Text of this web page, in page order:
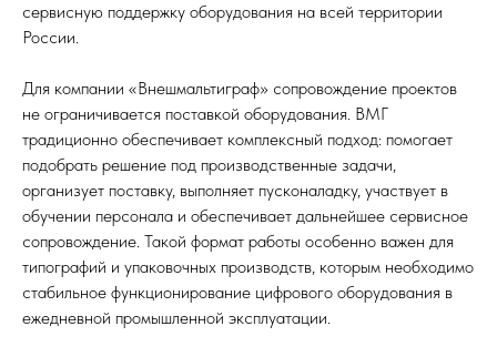
сервисную поддержку оборудования на всей территории
России.
Для компании «Внешмальтиграф» сопровождение проектов
не ограничивается поставкой оборудования. ВМГ
традиционно обеспечивает комплексный подход: помогает
подобрать решение под производственные задачи,
организует поставку, выполняет пусконаладку, участвует в
обучении персонала и обеспечивает дальнейшее сервисное
сопровождение. Такой формат работы особенно важен для
типографий и упаковочных производств, которым необходимо
стабильное функционирование цифрового оборудования в
ежедневной промышленной эксплуатации.